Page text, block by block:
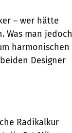
– wer hätte
Was man jedoch
harmonischen
De­signer
Radikalkur